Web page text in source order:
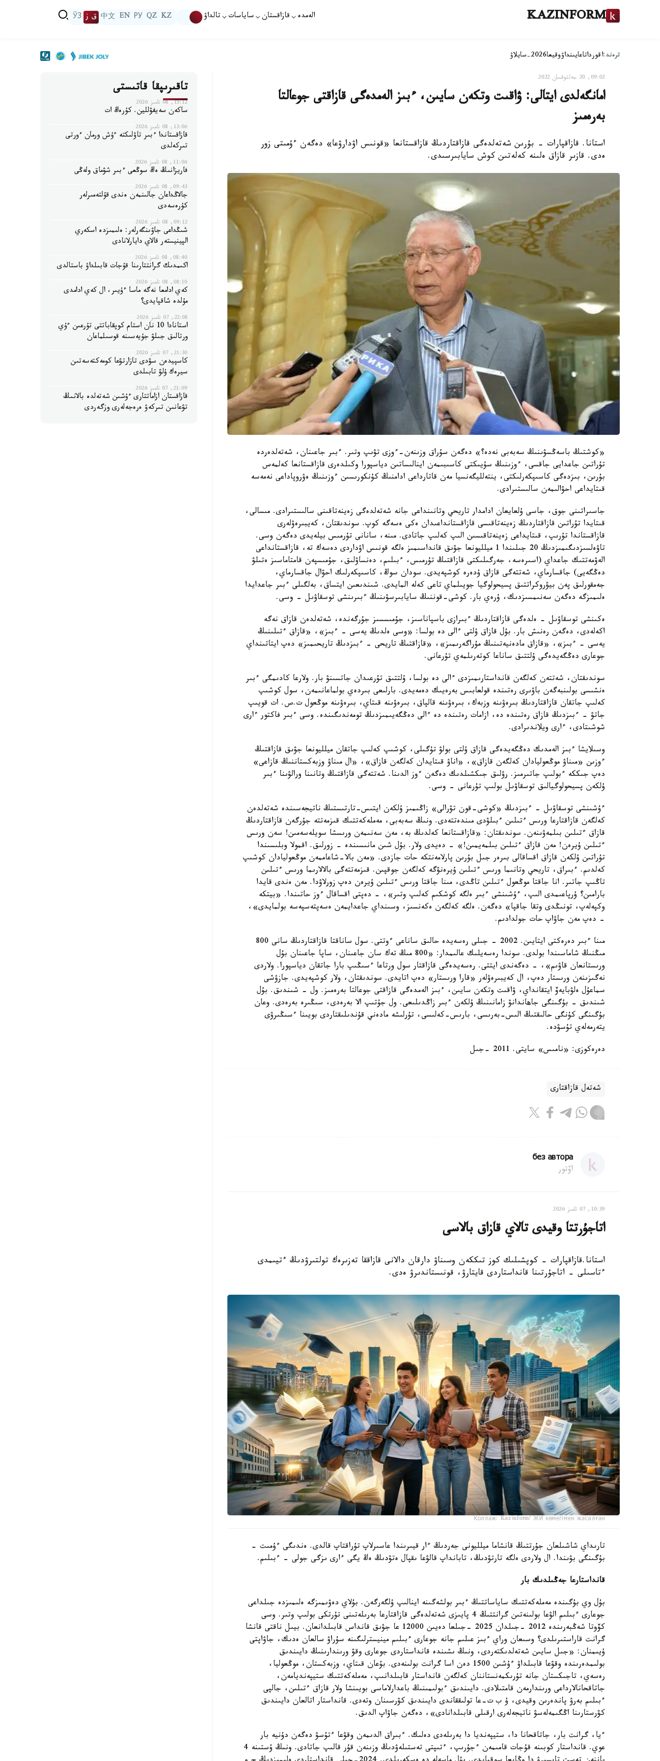
KAZINFORM الەمدە قازاقستان ساياسات تالداۋ KZ
QZ
РУ
EN
中文 ق ز ЎЗ
ترەند:اقورداتاعايىنداۋوقيعا2026-سايلاۋ
09:02, 20 جەلتوقسان 2022
امانگەلدى ايتالى: ۋاقىت وتكەن سايىن، ءبىز الەمدەگى قازاقتى جوعالتا
بەرەمىز
استانا. قازاقپارات - بۇرىن شەتەلدەگى قازاقتاردىڭ قازاقستانعا «قونىس اۋدارۋعا» دەگەن ءۇمىتى زور
ەدى. قازىر قازاق ەلىنە كەلەتىن كوش سايابىرسىدى.
«كوشتىڭ باسەڭسۋىنىڭ سەبەبى نەدە؟» دەگەن سۇراق وزىنەن-ءوزى تۋىپ وتىر. ءبىر جاعىنان، شەتەلدەردە
تۇراتىن جاعدايى جاقسى، ءوزىنىڭ سۇيىكتى كاسىبىمەن اينالىساتىن دياسپورا وكىلدەرى قازاقستانعا كەلمەس
بۇرىن، بىزدەگى كاسىپكەرلىكتى، ينتەلليگەنسيا مەن قاتارداعى ادامنىڭ كۇنكورىسىن ءوزىنىڭ ەۋروپاداعى نەمەسە
قىتايداعى احۋالىمەن سالىستىرادى.
جاسىراتىنى جوق، جاسى ۇلعايعان ادامدار تاريحي وتانىنداعى جانە شەتەلدەگى زەينەتاقىنى سالىستىرادى. مىسالى،
قىتايدا تۇراتىن قازاقتاردىڭ زەينەتاقىسى قازاقستانداعىدان ەكى ەسەگە كوپ. سوندىقتان، كەيبىرەۋلەرى
قازاقستاندا تۇرىپ، قىتايداعى زەينەتاقىسىن الىپ كەلىپ جاتادى. مىنە، سانانى تۇرمىس بيلەيدى دەگەن وسى.
تاۋەلسىزدىگىمىزدىڭ 20 جىلىندا 1 ميلليونعا جۋىق قانداسىمىز ەلگە قونىس اۋداردى دەسەك تە، قازاقستانداعى
الەۋمەتتىك جاعداي (اسىرەسە، جەرگىلىكتى قازاقتىڭ تۇرمىس، ءبىلىم، دەنساۋلىق، جۇمىسپەن قامتاماسىز ەتىلۋ
دەڭگەيى) جاقسارماي، شەتتەگى قازاق ۇدەرە كوشپەيدى. سودان سوڭ، كاسىپكەرلىك احۋال جاقسارماي،
جەمقورلىق پەن بيۋروكراتتىق پسيحولوگيا جويىلماي تاعى كەلە المايدى. شىندىعىن ايتساق، بەلگىلى ءبىر جاعدايدا
ەلىمىزگە دەگەن سەنىمسىزدىك، ۇرەي بار. كوشى-قوننىڭ سايابىرسۋىنىڭ ءبىرىنشى توسقاۋىل - وسى.
ەكىنشى توسقاۋىل - ەلدەگى قازاقتاردىڭ ءبىرازى باسپاناسىز، جۇمىسسىز جۇرگەندە، شەتەلدەن قازاق نەگە
اكەلەدى، دەگەن رەنىش بار. بۇل قازاق ۇلتى ءالى دە بولسا: «وسى ەلدىڭ يەسى - ءبىز»، «قازاق ءتىلىنىڭ
يەسى - ءبىز»، «قازاق مادەنيەتىنىڭ مۇراگەرىمىز»، «قازاقتىڭ تاريحى - ءبىزدىڭ تاريحىمىز» دەپ ايتاتىنداي
جوعارى دەڭگەيدەگى ۇلتتىق ساناعا كوتەرىلمەي تۇرعانى.
سوندىقتان، شەتتەن كەلگەن قانداستارىمىزدى ءالى دە بولسا، ۇلتتىق تۇرعىدان جاتسىنۋ بار. ولارعا كادىمگى ءبىر
ەنشىسى بولىنبەگەن باۋىرى رەتىندە قولعابىس بەرەيىك دەمەيدى. بارلىعى بىردەي بولماعانىمەن، سول كوشىپ
كەلىپ جاتقان قازاقتاردىڭ بىرەۋىنە وزبەك، بىرەۋىنە قالپاق، بىرەۋىنە قىتاي، بىرەۋىنە موڭعول ت.س. ات قويىپ
جاتۋ - ءبىزدىڭ قازاق رەتىندە دە، ازامات رەتىندە دە ءالى دەڭگەيىمىزدىڭ تومەندىگىندە. وسى ءبىر فاكتور ءارى
شوشىتادى، ءارى ويلاندىرادى.
وسىلايشا ءبىز الەمدىك دەڭگەيدەگى قازاق ۇلتى بولۋ تۇگىلى، كوشىپ كەلىپ جاتقان ميلليونعا جۋىق قازاقتىڭ
ءوزىن «مىناۋ موڭعوليادان كەلگەن قازاق»، «اناۋ قىتايدان كەلگەن قازاق»، «ال مىناۋ وزبەكستاننىڭ قازاعى»
دەپ جىككە ءبولىپ جاتىرمىز. رۋلىق جىكشىلدىك دەگەن ءوز الدىنا. شەتتەگى قازاقتىڭ وتانىنا ورالۋىنا ءبىر
ۇلكەن پسيحولوگيالىق توسقاۋىل بولىپ تۇرعانى - وسى.
ءۇشىنشى توسقاۋىل - ءبىزدىڭ «كوشى-قون تۋرالى» زاڭىمىز ۇلكەن ايتىس-تارتىستىڭ ناتيجەسىندە شەتەلدەن
كەلگەن قازاقتارعا ورىس ءتىلىن ءبىلۋدى مىندەتتەدى. ونىڭ سەبەبى، مەملەكەتتىك قىزمەتتە جۇرگەن قازاقتاردىڭ
قازاق ءتىلىن بىلمەۋىنەن. سوندىقتان: «قازاقستانعا كەلدىڭ بە، مەن سەنىمەن ورىسشا سويلەسەمىن! سەن ورىس
ءتىلىن ۇيرەن! مەن قازاق ءتىلىن بىلمەيمىن!» - دەيدى ولار. بۇل شىن مانىسىندە - زورلىق. اقمولا وبلىسىندا
تۇراتىن ۇلكەن قازاق اقساقالى بىرەر جىل بۇرىن پارلامەنتكە حات جازدى. «مەن بالا-شاعاممەن موڭعوليادان كوشىپ
كەلدىم. ءبىراق، تاريحي وتانىما ورىس ءتىلىن ۇيرەنۋگە كەلگەن جوقپىن. قىزمەتتەگى بالالارىما ورىس ءتىلىن
تاڭىپ جاتىر. انا جاقتا موڭعول ءتىلىن تاڭدى، مىنا جاقتا ورىس ءتىلىن ۇيرەن دەپ زورلاۋدا. مەن ەندى قايدا
بارامىن؟ ۇرپاعىمدى الىپ، ءۇشىنشى ءبىر ەلگە كوشكىم كەلىپ وتىر»، - دەپتى اقساقال ءوز حاتىندا. «بيتكە
وكپەلەپ، تونىڭدى وتقا جاقپا» دەگەن. ەلگە كەلگەن ەكەنسىز، وسىنداي جاعدايمەن ەسەپتەسپەسە بولمايدى»،
- دەپ مەن جاۋاپ حات جولدادىم.
مىنا ءبىر دەرەكتى ايتايىن. 2002 - جىلى رەسەيدە حالىق ساناعى ءوتتى. سول ساناقتا قازاقتاردىڭ سانى 800
مىڭنىڭ شاماسىندا بولدى. سوندا رەسەيلىك عالىمدار: «800 مىڭ تەك سان جاعىنان، ساپا جاعىنان بۇل
ورىستانعان قاۋىم»، - دەگەندى ايتتى. رەسەيدەگى قازاقتار سول ورتاعا ءسىڭىپ بارا جاتقان دياسپورا. ولاردى
نەگىزىنەن ورىستار دەپ، ال كەيبىرەۋلەر «قارا ورىستار» دەپ اتايدى. سوندىقتان، ولار كوشپەيدى. جازۋشى
سماعۇل ەلۋبايەۆ ايتقانداي، ۋاقىت وتكەن سايىن، ءبىز الەمدەگى قازاقتى جوعالتا بەرەمىز. ول - شىندىق. بۇل
شىندىق - بۇگىنگى جاهاندانۋ زامانىنىڭ ۇلكەن ءبىر زاڭدىلىعى. ول جۇتىپ الا بەرەدى، سىڭىرە بەرەدى. وعان
بۇگىنگى كۇنگى حالىقتىڭ الىس-بەرىسى، بارىس-كەلىسى، تۇرلىشە مادەني قۇندىلىقتاردى بويىنا ءسىڭىرۋى
يتەرمەلەي تۇسۋدە.
دەرەكوزى: «نامىس» سايتى. 2011 -جىل
شەتەل قازاقتارى
без автора
اۆتور
10:39, 07 تامىز 2026
اتاجۇرتتا وقيدى تالاي قازاق بالاسى
استانا.قازاقپارات - كوپشىلىك كوز تىككەن وسىناۋ دارقان دالانى قازاققا تەزىرەك تولتىرۋدىڭ ءتيىمدى
ءتاسىلى - اتاجۇرتىنا قانداستاردى قايتارۋ، قونىستاندىرۋ ەدى.
Коллаж: Kazinform/ ЖИ көмегімен жасалған
تارىداي شاشىلعان جۇرتتىڭ قانشاما ميلليونى جەردىڭ ءار قيىرىندا عاسىرلاپ تۇراقتاپ قالدى. ەندىگى ءۇمىت -
بۇگىنگى بۋىندا. ال ولاردى ەلگە تارتۋدىڭ، تابانداپ قالۋعا ىقپال ەتۋدىڭ ەڭ يگى ءارى ىزگى جولى - ءبىلىم.
قانداستارعا جەڭىلدىك بار
بۇل وي بۇگىندە مەملەكەتتىك ساياساتتىڭ ءبىر بولشەگىنە اينالىپ ۇلگەرگەن. بۇلاي دەۋىمىزگە ەلىمىزدە جىلداعى
جوعارى ءبىلىم الۋعا بولىنەتىن گرانتتىڭ 4 پايىزى شەتەلدەگى قازاقتارعا بەرىلەتىنى تۇرتكى بولىپ وتىر. وسى
كۆوتا شەڭبەرىندە 2012 -جىلدان 2025 -جىلعا دەيىن 12000 عا جۋىق قانداس قابىلدانعان. بيىل ناقتى قانشا
گرانت قاراستىرىلدى؟ وسىعان وراي ءبىز عىلىم جانە جوعارى ءبىلىم مينيسترلىگىنە سۇراۋ سالعان ەدىك، جاۋاپتى
ۇيىمنان: «جىل سايىن شەتەلدىكتەردى، ونىڭ ىشىندە قانداستاردى جوعارى وقۋ ورىندارىنىڭ دايىندىق
بولىمدەرىندە وقۋعا قابىلداۋ ءۇشىن 1500 دەن اسا گرانت بولىنەدى. بۇعان قىتاي، وزبەكستان، موڭعوليا،
رەسەي، تاجىكستان جانە تۇرىكمەنستاننان كەلگەن قانداستار قابىلدانىپ، مەملەكەتتىك ستيپەنديامەن،
جاتاقحانالارداعى ورىندارمەن قامتىلادى. دايىندىق ءبولىمىنىڭ باعدارلاماسى بويىنشا ولار قازاق ءتىلىن، جالپى
ءبىلىم بەرۋ پاندەرىن وقيدى، ۇ ب ت-عا تولىققاندى دايىندىق كۋرسىنان وتەدى. قانداستار اتالعان دايىندىق
كۋرستارىنا اڭگىمەلەسۋ ناتيجەلەرى ارقىلى قابىلدانادى»، دەگەن جاۋاپ الدىق.
ءيا، گرانت بار، جاتاقحانا دا، ستيپەنديا دا بەرىلەدى دەلىك. ءبىراق الدىمەن وقۋعا ءتۇسۋ دەگەن دۇنيە بار
عوي. قانداستار كوبىنە قۇجات قامىمەن ءجۇرىپ، ءتىپتى تەستىلەۋدىڭ وزىنەن قۇر قالىپ جاتادى. ونىڭ ۇستىنە 4
تاقىرىپقا قاتىستى
15:12, 08 تامىز 2026
ساكەن سەيفۋللين. كۇرەڭ ات
13:06, 08 تامىز 2026
قازاقستاندا ءبىر تاۋلىكتە ءۇش ورمان ءورتى
تىركەلدى
11:06, 08 تامىز 2026
فاريزانىڭ ەڭ سوڭعى ءبىر شۋماق ولەڭى
09:43, 08 تامىز 2026
جالاڭداعان جالىنمەن ەندى قۇلتەمىرلەر
كۇرەسەدى
09:12, 08 تامىز 2026
شىڭداعى جاۋىنگەرلەر: ەلىمىزدە اسكەري
الپينيستەر قالاي دايارلانادى
08:40, 08 تامىز 2026
اكىمدىك گرانتتارىنا قۇجات قابىلداۋ باستالدى
08:10, 08 تامىز 2026
كەي ادامعا نەگە ماسا ءۇيىر، ال كەي ادامدى
مۇلدە شاقپايدى؟
22:08, 07 تامىز 2026
استانادا 10 نان استام كوپقاباتتى تۇرعىن ءۇي
ورتالىق جىلۋ جۇيەسىنە قوسىلماعان
21:30, 07 تامىز 2026
كاسپيدەن سۋدى تازارتۋعا كومەكتەسەتىن
سيرەك ۇلۋ تابىلدى
21:09, 07 تامىز 2026
قازاقستان ازاماتتارى ءۇشىن شەتەلدە بالانىڭ
تۋعانىن تىركەۋ ەرەجەلەرى وزگەردى